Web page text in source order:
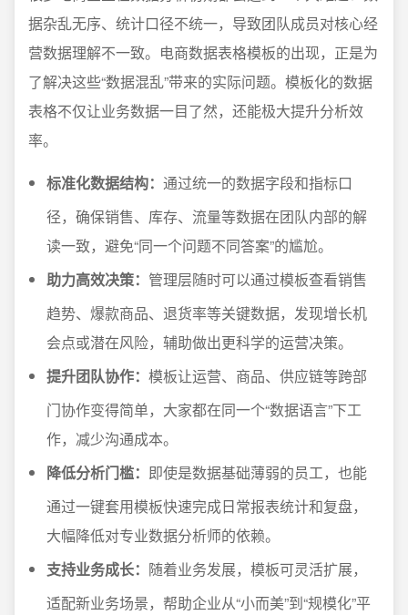
据杂乱无序、统计口径不统一，导致团队成员对核心经
营数据理解不一致。电商数据表格模板的出现，正是为
了解决这些“数据混乱”带来的实际问题。模板化的数据
表格不仅让业务数据一目了然，还能极大提升分析效
率。
标准化数据结构： 通过统一的数据字段和指标口
径，确保销售、库存、流量等数据在团队内部的解
读一致，避免“同一个问题不同答案”的尴尬。
助力高效决策： 管理层随时可以通过模板查看销售
趋势、爆款商品、退货率等关键数据，发现增长机
会点或潜在风险，辅助做出更科学的运营决策。
提升团队协作： 模板让运营、商品、供应链等跨部
门协作变得简单，大家都在同一个“数据语言”下工
作，减少沟通成本。
降低分析门槛： 即使是数据基础薄弱的员工，也能
通过一键套用模板快速完成日常报表统计和复盘，
大幅降低对专业数据分析师的依赖。
支持业务成长： 随着业务发展，模板可灵活扩展，
适配新业务场景，帮助企业从“小而美”到“规模化”平